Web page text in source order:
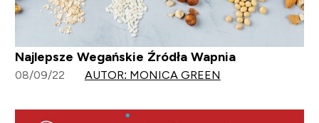
Najlepsze Wegańskie Źródła Wapnia
08/09/22 AUTOR: MONICA GREEN